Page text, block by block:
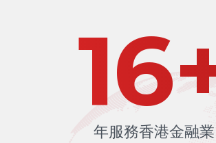
24
年服務香港金融業